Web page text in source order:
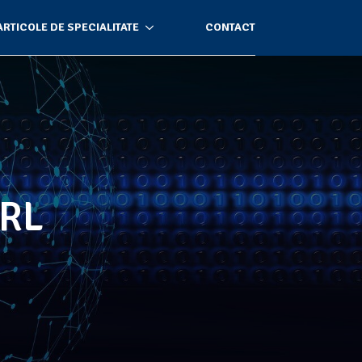
DE SPECIALITATE CONTACT